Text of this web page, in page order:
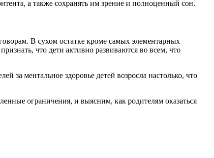
а также сохранять им зрение и полноценный сон.
В сухом остатке кроме самых элементарных
что дети активно развиваются во всем, что
за ментальное здоровье детей возросла настолько, что
ограничения, и выясним, как родителям оказаться